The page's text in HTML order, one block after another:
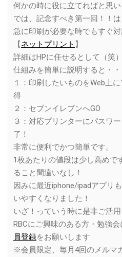
何かの時に役に立てればと思い
では、記念すべき第一回！！は
急に印刷が必要な時でもすぐ対
【ネットプリント 】
詳細はHPに任せるとして（笑）
仕組みを簡単に説明すると・・
１：印刷したいものをWeb上
得
２：セブンイレブンへGO
３：対応プリンターにパスワ
了！
非常に便利でかつ簡単です。
1枚あたりの値段は少し高めで
ること間違いなし！
因みに最近iphone/ipadアプリ
いやすくなりました！
いざ！っていう時に是非ご活用
RBCにご興味のある方・勉強
員登録をお願いします
※会員限定、毎月4回のメルマ